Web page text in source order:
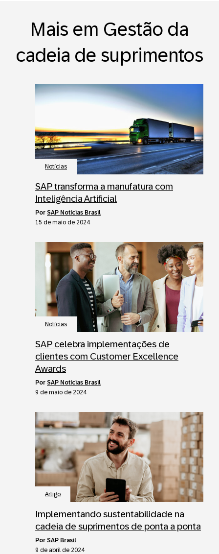
Mais em Gestão da
cadeia de suprimentos
Notícias
SAP transforma a manufatura com
Inteligência Artificial
por SAP Notícias Brasil
15 de maio de 2024
Notícias
SAP celebra implementações de
clientes com Customer Excellence
Awards
por SAP Notícias Brasil
9 de maio de 2024
Artigo
Implementando sustentabilidade na
cadeia de suprimentos de ponta a ponta
por SAP Brasil
9 de abril de 2024